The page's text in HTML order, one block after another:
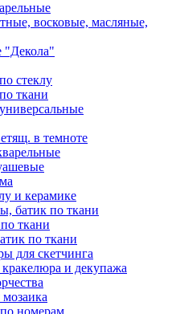
восковые, масляные,
"Декола"
стеклу
ткани
в темноте
и керамике
батик по ткани
ткани
по ткани
для скетчинга
и декупажа
номерам